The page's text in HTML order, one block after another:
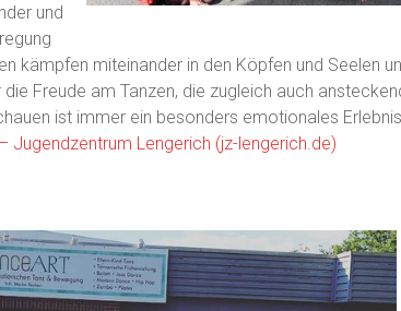
und
kämpfen miteinander in den Köpfen und Seelen
Freude am Tanzen, die zugleich auch
ist immer ein besonders emotionales
Jugendzentrum Lengerich (jz-lengerich.de)